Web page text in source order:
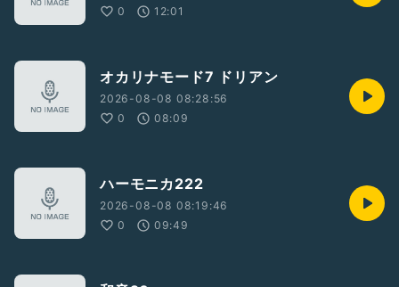
0
12:01
オカリナモード7 ドリアン
2026-08-08 08:28:56
0
08:09
ハーモニカ222
2026-08-08 08:19:46
0
09:49